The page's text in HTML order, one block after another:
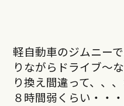
軽自動車のジムニー
りながらドライブ〜
り換え間違って、、
８時間弱くらい・・・